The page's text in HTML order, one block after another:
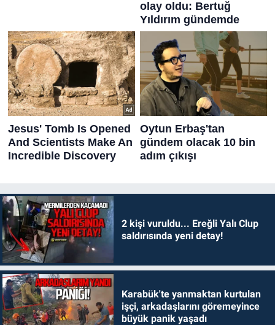
2 kişi vuruldu... Ereğli Yalı Clup
saldırısında yeni detay!
Karabük'te yanmaktan kurtulan
işçi, arkadaşlarını göremeyince
büyük panik yaşadı